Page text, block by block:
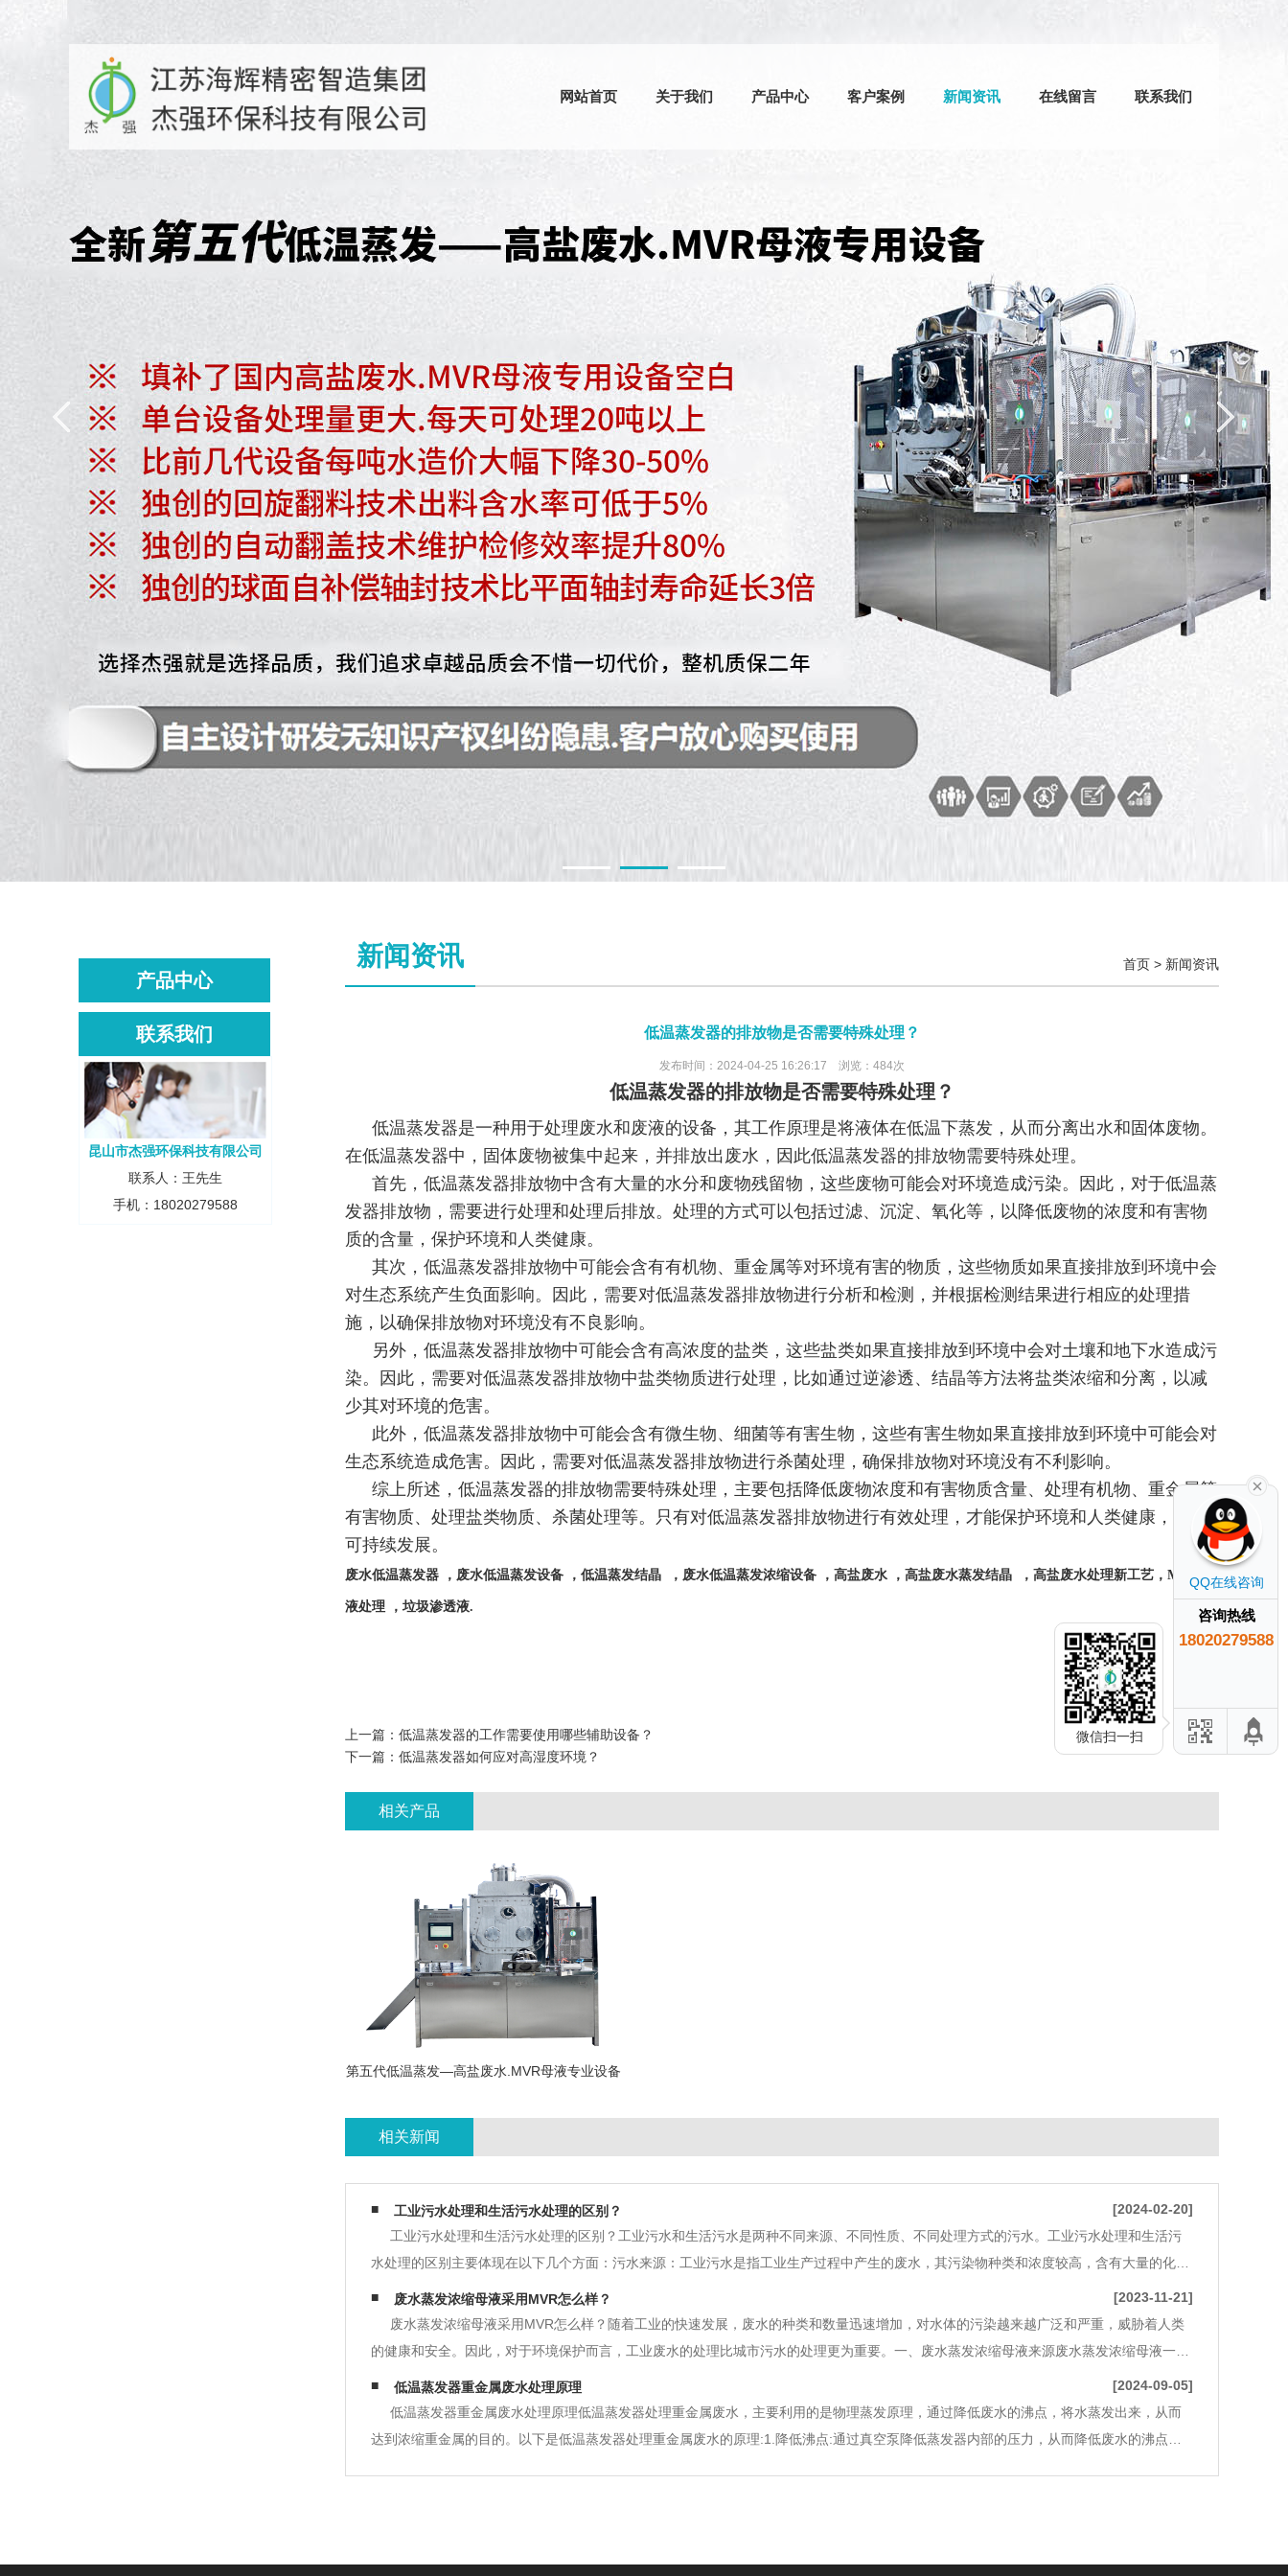
网站首页 关于我们 产品中心 客户案例 新闻资讯 在线留言 联系我们
1 2 3
产品中心
联系我们
昆山市杰强环保科技有限公司
联系人：王先生
手机：18020279588
新闻资讯 首页 > 新闻资讯
低温蒸发器的排放物是否需要特殊处理？
发布时间：2024-04-25 16:26:17 浏览：484次
低温蒸发器的排放物是否需要特殊处理？
低温蒸发器是一种用于处理废水和废液的设备，其工作原理是将液体在低温下蒸发，从而分离出水和固体废物。
在低温蒸发器中，固体废物被集中起来，并排放出废水，因此低温蒸发器的排放物需要特殊处理。
首先，低温蒸发器排放物中含有大量的水分和废物残留物，这些废物可能会对环境造成污染。因此，对于低温蒸
发器排放物，需要进行处理和处理后排放。处理的方式可以包括过滤、沉淀、氧化等，以降低废物的浓度和有害物
质的含量，保护环境和人类健康。
其次，低温蒸发器排放物中可能会含有有机物、重金属等对环境有害的物质，这些物质如果直接排放到环境中会
对生态系统产生负面影响。因此，需要对低温蒸发器排放物进行分析和检测，并根据检测结果进行相应的处理措
施，以确保排放物对环境没有不良影响。
另外，低温蒸发器排放物中可能会含有高浓度的盐类，这些盐类如果直接排放到环境中会对土壤和地下水造成污
染。因此，需要对低温蒸发器排放物中盐类物质进行处理，比如通过逆渗透、结晶等方法将盐类浓缩和分离，以减
少其对环境的危害。
此外，低温蒸发器排放物中可能会含有微生物、细菌等有害生物，这些有害生物如果直接排放到环境中可能会对
生态系统造成危害。因此，需要对低温蒸发器排放物进行杀菌处理，确保排放物对环境没有不利影响。
综上所述，低温蒸发器的排放物需要特殊处理，主要包括降低废物浓度和有害物质含量、处理有机物、重金属等
有害物质、处理盐类物质、杀菌处理等。只有对低温蒸发器排放物进行有效处理，才能保护环境和人类健康，实现
可持续发展。
废水低温蒸发器 ，废水低温蒸发设备 ， 低温蒸发结晶 ，废水低温蒸发浓缩设备 ，高盐废水 ，高盐废水蒸发结晶 ，高盐废水处理新工艺，MVR母
液处理 ，垃圾渗透液.
上一篇： 低温蒸发器的工作需要使用哪些辅助设备？
下一篇： 低温蒸发器如何应对高湿度环境？
相关产品
第五代低温蒸发—高盐废水.MVR母液专业设备
相关新闻
工业污水处理和生活污水处理的区别？
[2024-02-20]
工业污水处理和生活污水处理的区别？工业污水和生活污水是两种不同来源、不同性质、不同处理方式的污水。工业污水处理和生活污
水处理的区别主要体现在以下几个方面：污水来源：工业污水是指工业生产过程中产生的废水，其污染物种类和浓度较高，含有大量的化学
物质、重金属等有害物质；而生活污水则是指人们生活中产生的废水，其污染物种类和浓度相对较低，主要包括有机物、氮、磷等。污染物
种类：工业污水中的污染物种类较多，包括
废水蒸发浓缩母液采用MVR怎么样？
[2023-11-21]
废水蒸发浓缩母液采用MVR怎么样？随着工业的快速发展，废水的种类和数量迅速增加，对水体的污染越来越广泛和严重，威胁着人类
的健康和安全。因此，对于环境保护而言，工业废水的处理比城市污水的处理更为重要。一、废水蒸发浓缩母液来源废水蒸发浓缩母液一般
是在废水零排放处理过程中产生的工业废水，高浓缩的废液，浓度比较高，在工业生产过程中产生的废水、污水和废液，其中包含工业生产
材料、中间产品和随水流失的产品以及生
低温蒸发器重金属废水处理原理
[2024-09-05]
低温蒸发器重金属废水处理原理低温蒸发器处理重金属废水，主要利用的是物理蒸发原理，通过降低废水的沸点，将水蒸发出来，从而
达到浓缩重金属的目的。以下是低温蒸发器处理重金属废水的原理:1.降低沸点:通过真空泵降低蒸发器内部的压力，从而降低废水的沸点。
QQ在线咨询
咨询热线
18020279588
微信扫一扫